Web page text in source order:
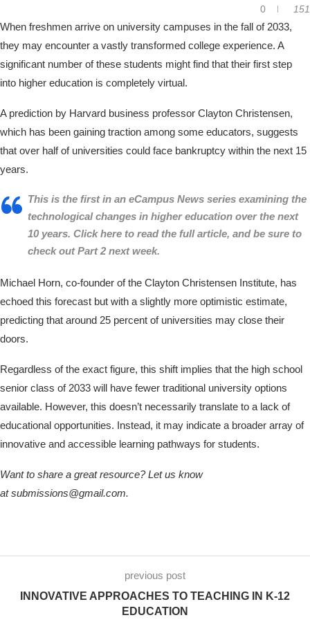
0 151
When freshmen arrive on university campuses in the fall of 2033,
they may encounter a vastly transformed college experience. A
significant number of these students might find that their first step
into higher education is completely virtual.
A prediction by Harvard business professor Clayton Christensen,
which has been gaining traction among some educators, suggests
that over half of universities could face bankruptcy within the next 15
years.
This is the first in an eCampus News series examining the
technological changes in higher education over the next
10 years. Click here to read the full article, and be sure to
check out Part 2 next week.
Michael Horn, co-founder of the Clayton Christensen Institute, has
echoed this forecast but with a slightly more optimistic estimate,
predicting that around 25 percent of universities may close their
doors.
Regardless of the exact figure, this shift implies that the high school
senior class of 2033 will have fewer traditional university options
available. However, this doesn’t necessarily translate to a lack of
educational opportunities. Instead, it may indicate a broader array of
innovative and accessible learning pathways for students.
Want to share a great resource? Let us know
at submissions@gmail.com.
previous post
INNOVATIVE APPROACHES TO TEACHING IN K-12
EDUCATION